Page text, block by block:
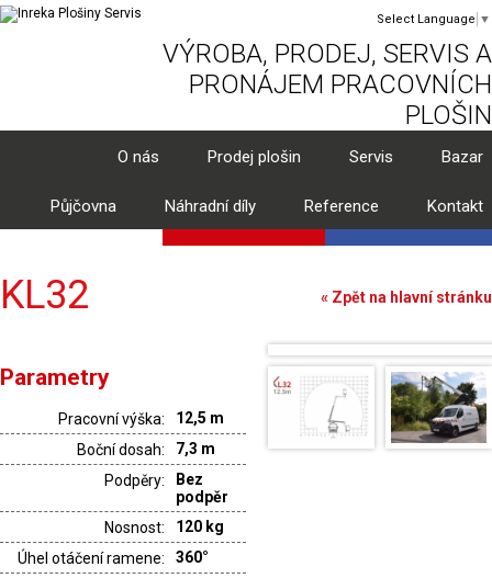
Select Language ▼
VÝROBA, PRODEJ, SERVIS A
PRONÁJEM PRACOVNÍCH
PLOŠIN
O nás Prodej plošin Servis Bazar
Půjčovna Náhradní díly Reference Kontakt
« Zpět na hlavní stránku
KL32
Parametry
Pracovní výška:
12,5 m
Boční dosah:
7,3 m
Podpěry:
Bez
podpěr
Nosnost:
120 kg
Úhel otáčení ramene:
360°